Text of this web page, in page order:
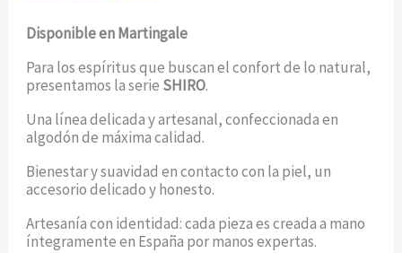
Disponible en Martingale
Para los espíritus que buscan el confort de lo natural,
presentamos la serie SHIRO.
Una línea delicada y artesanal, confeccionada en
algodón de máxima calidad.
Bienestar y suavidad en contacto con la piel, un
accesorio delicado y honesto.
Artesanía con identidad: cada pieza es creada a mano
íntegramente en España por manos expertas.